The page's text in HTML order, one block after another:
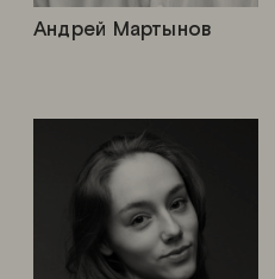
Андрей Мартынов